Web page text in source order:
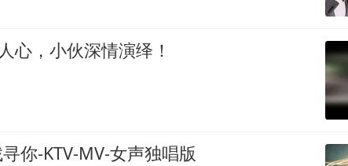
心，小伙深情演绎！
你-KTV-MV-女声独唱版